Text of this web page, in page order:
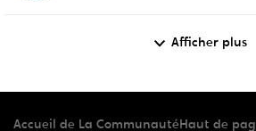
Afficher plus
Accueil de La CommunautéHaut de